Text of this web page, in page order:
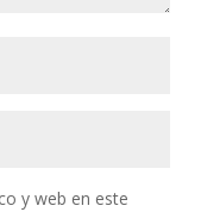
y web en este